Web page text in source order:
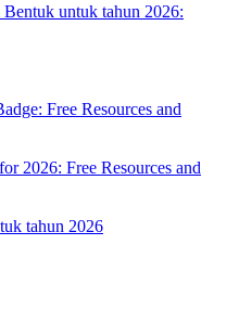
untuk tahun 2026:
Free Resources and
2026: Free Resources and
tahun 2026